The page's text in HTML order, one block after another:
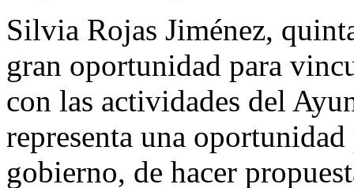
Silvia Rojas Jiménez,
gran oportunidad para
con las actividades del
representa una
gobierno, de hacer